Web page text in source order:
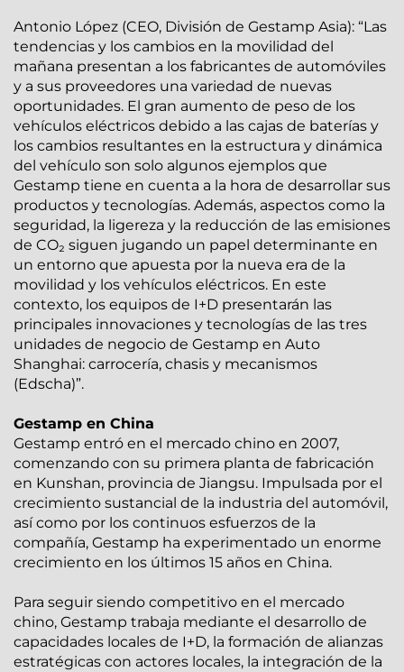
Antonio López (CEO, División de Gestamp Asia): “Las
tendencias y los cambios en la movilidad del
mañana presentan a los fabricantes de automóviles
y a sus proveedores una variedad de nuevas
oportunidades. El gran aumento de peso de los
vehículos eléctricos debido a las cajas de baterías y
los cambios resultantes en la estructura y dinámica
del vehículo son solo algunos ejemplos que
Gestamp tiene en cuenta a la hora de desarrollar sus
productos y tecnologías. Además, aspectos como la
seguridad, la ligereza y la reducción de las emisiones
de CO₂ siguen jugando un papel determinante en
un entorno que apuesta por la nueva era de la
movilidad y los vehículos eléctricos. En este
contexto, los equipos de I+D presentarán las
principales innovaciones y tecnologías de las tres
unidades de negocio de Gestamp en Auto
Shanghai: carrocería, chasis y mecanismos
(Edscha)”.
Gestamp en China
Gestamp entró en el mercado chino en 2007,
comenzando con su primera planta de fabricación
en Kunshan, provincia de Jiangsu. Impulsada por el
crecimiento sustancial de la industria del automóvil,
así como por los continuos esfuerzos de la
compañía, Gestamp ha experimentado un enorme
crecimiento en los últimos 15 años en China.
Para seguir siendo competitivo en el mercado
chino, Gestamp trabaja mediante el desarrollo de
capacidades locales de I+D, la formación de alianzas
estratégicas con actores locales, la integración de la